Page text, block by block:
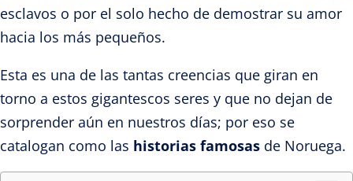
esclavos o por el solo hecho de demostrar su amor
hacia los más pequeños.
Esta es una de las tantas creencias que giran en
torno a estos gigantescos seres y que no dejan de
sorprender aún en nuestros días; por eso se
catalogan como las historias famosas de Noruega.